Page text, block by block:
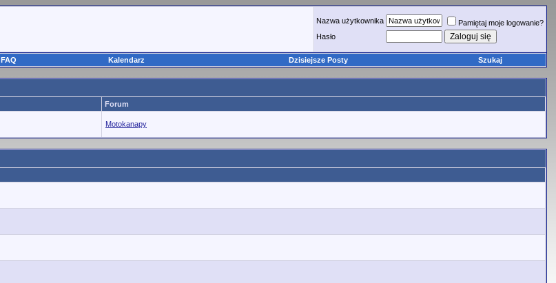
Nazwa użytkownika
Pamiętaj moje logowanie?
Hasło
FAQ Kalendarz Dzisiejsze Posty Szukaj
Forum
Motokanapy